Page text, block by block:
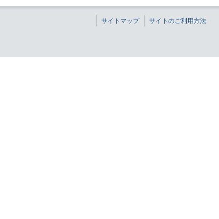
サイトマップ サイトのご利用方法